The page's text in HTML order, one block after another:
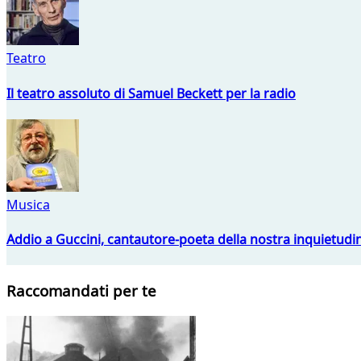
Teatro
Il teatro assoluto di Samuel Beckett per la radio
Musica
Addio a Guccini, cantautore-poeta della nostra
Raccomandati per te